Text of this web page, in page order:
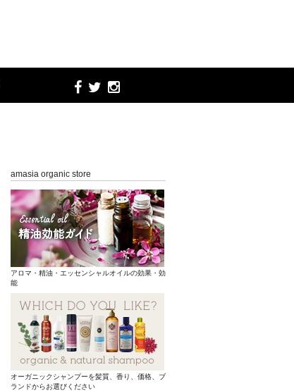
amasia organic store
アロマ・精油・エッセンシャルオイルの効果・効
能
オーガニックシャンプーを髪質、香り、価格、ブ
ランドからお選びください